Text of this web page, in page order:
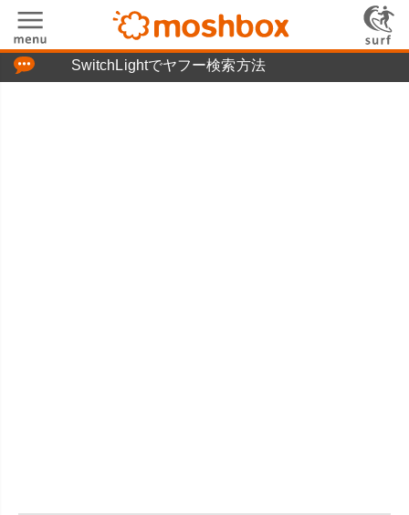
SwitchLightでヤフー検索方法
「つぶやき」の使い方